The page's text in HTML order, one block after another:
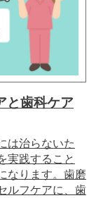
と歯科ケア
は治らないた
実践すること
なります。歯磨
ルフケアに、歯